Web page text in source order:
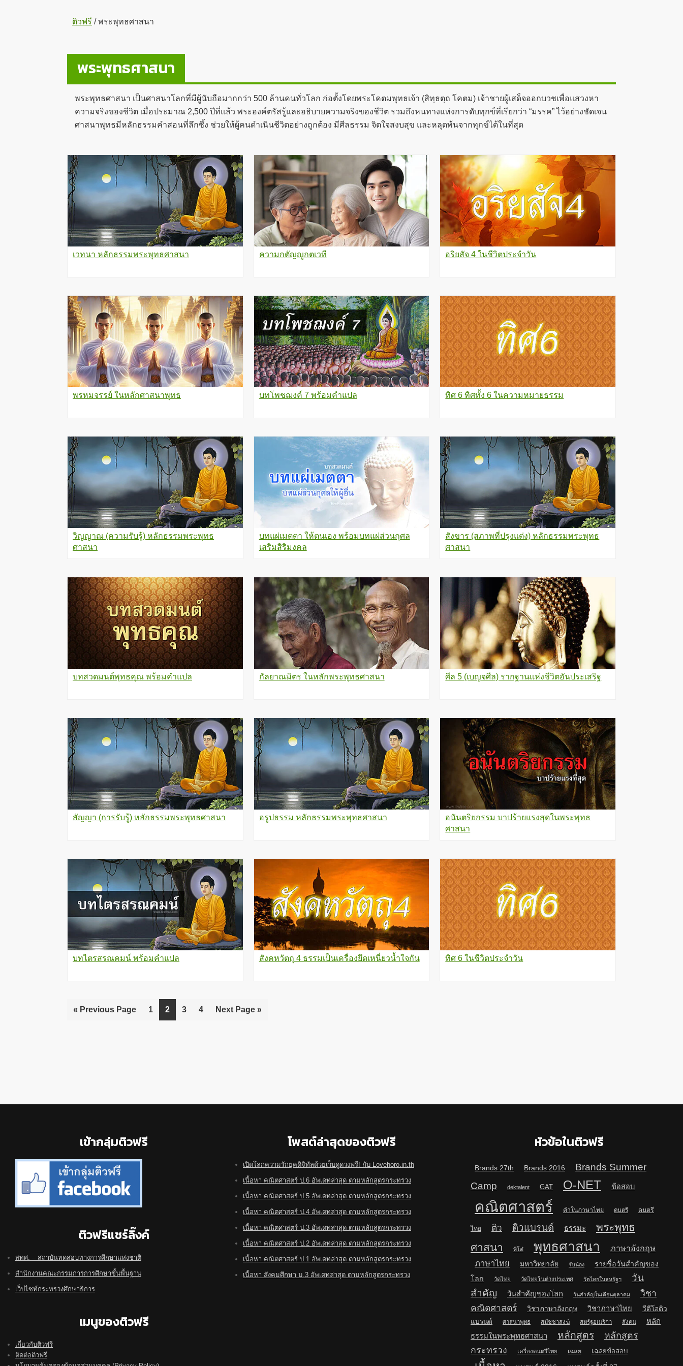
ติวฟรี /พระพุทธศาสนา
พระพุทธศาสนา
พระพุทธศาสนา เป็นศาสนาโลกที่มีผู้นับถือมากกว่า 500 ล้านคนทั่วโลก ก่อตั้งโดยพระโคตมพุทธเจ้า (สิทฺธตฺถ โคตม) เจ้าชายผู้เสด็จออกบวชเพื่อแสวงหา
ความจริงของชีวิต เมื่อประมาณ 2,500 ปีที่แล้ว พระองค์ตรัสรู้และอธิบายความจริงของชีวิต รวมถึงหนทางแห่งการดับทุกข์ที่เรียกว่า “มรรค” ไว้อย่างชัดเจน
ศาสนาพุทธมีหลักธรรมคำสอนที่ลึกซึ้ง ช่วยให้ผู้คนดำเนินชีวิตอย่างถูกต้อง มีศีลธรรม จิตใจสงบสุข และหลุดพ้นจากทุกข์ได้ในที่สุด
เวทนา หลักธรรมพระพุทธศาสนา ความกตัญญูกตเวที อริยสัจ 4 ในชีวิตประจำวัน
พรหมจรรย์ ในหลักศาสนาพุทธ บทโพชฌงค์ 7 พร้อมคำแปล ทิศ 6 ทิศทั้ง 6 ในความหมายธรรม
วิญญาณ (ความรับรู้) หลักธรรมพระพุทธ
ศาสนา
บทแผ่เมตตา ให้ตนเอง พร้อมบทแผ่ส่วนกุศล
เสริมสิริมงคล
สังขาร (สภาพที่ปรุงแต่ง) หลักธรรมพระพุทธ
ศาสนา
บทสวดมนต์พุทธคุณ พร้อมคำแปล กัลยาณมิตร ในหลักพระพุทธศาสนา ศีล 5 (เบญจศีล) รากฐานแห่งชีวิตอันประเสริฐ
สัญญา (การรับรู้) หลักธรรมพระพุทธศาสนา อรูปธรรม หลักธรรมพระพุทธศาสนา
อนันตริยกรรม บาปร้ายแรงสุดในพระพุทธ
ศาสนา
บทไตรสรณคมน์ พร้อมคำแปล สังคหวัตถุ 4 ธรรมเป็นเครื่องยึดเหนี่ยวน้ำใจกัน ทิศ 6 ในชีวิตประจำวัน
« Go
Previous Page
Go
1
Go
to
2
Go
3
Go
4
Go
Next Page »
เข้ากลุ่มติวฟรี
ติวฟรีแชร์ลิ๊งค์
สทศ. – สถาบันทดสอบทางการศึกษาแห่งชาติ
สำนักงานคณะกรรมการการศึกษาขั้นพื้นฐาน
เว็ปไซท์กระทรวงศึกษาธิการ
เมนูของติวฟรี
เกี่ยวกับติวฟรี
ติดต่อติวฟรี
โพสต์ล่าสุดของติวฟรี
เปิดโลกความรักยุคดิจิทัลด้วยเว็บดูดวงฟรี! กับ Lovehoro.in.th
เนื้อหา คณิตศาสตร์ ป.6 อัพเดทล่าสุด ตามหลักสูตรกระทรวง
เนื้อหา คณิตศาสตร์ ป.5 อัพเดทล่าสุด ตามหลักสูตรกระทรวง
เนื้อหา คณิตศาสตร์ ป.4 อัพเดทล่าสุด ตามหลักสูตรกระทรวง
เนื้อหา คณิตศาสตร์ ป.3 อัพเดทล่าสุด ตามหลักสูตรกระทรวง
เนื้อหา คณิตศาสตร์ ป.2 อัพเดทล่าสุด ตามหลักสูตรกระทรวง
เนื้อหา คณิตศาสตร์ ป.1 อัพเดทล่าสุด ตามหลักสูตรกระทรวง
เนื้อหา สังคมศึกษา ม.3 อัพเดทล่าสุด ตามหลักสูตรกระทรวง
หัวข้อในติวฟรี
Brands 27th Brands 2016
Brands Summer
Camp
dektalent GAT O-NET ข้อสอบ
คณิตศาสตร์ คำในภาษาไทย ดนตรี ดนตรี
ไทย ติว ติวแบรนด์ ธรรมะ
พระพุทธ
ศาสนา
พี่โต๋ พุทธศาสนา ภาษาอังกฤษ
ภาษาไทย มหาวิทยาลัย รับน้อง
รายชื่อวันสำคัญของ
โลก
วัดไทย วัดไทยในต่างประเทศ วัดไทยในสหรัฐฯ
วัน
สำคัญ
วันสำคัญของโลก วันสำคัญในเดือนตุลาคม
วิชา
คณิตศาสตร์
วิชาภาษาอังกฤษ วิชาภาษาไทย
วีดีโอติว
แบรนด์
ศาสนาพุทธ สมัชชาสงฆ์ สหรัฐอเมริกา สังคม
หลัก
ธรรมในพระพุทธศาสนา
หลักสูตร
หลักสูตร
กระทรวง
เครื่องดนตรีไทย เฉลย เฉลยข้อสอบ